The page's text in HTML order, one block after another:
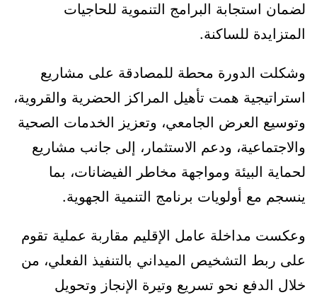
لضمان استجابة البرامج التنموية للحاجيات
المتزايدة للساكنة.
وشكلت الدورة محطة للمصادقة على مشاريع
استراتيجية همت تأهيل المراكز الحضرية والقروية،
وتوسيع العرض الجامعي، وتعزيز الخدمات الصحية
والاجتماعية، ودعم الاستثمار، إلى جانب مشاريع
لحماية البيئة ومواجهة مخاطر الفيضانات، بما
ينسجم مع أولويات برنامج التنمية الجهوية.
وعكست مداخلة عامل الإقليم مقاربة عملية تقوم
على ربط التشخيص الميداني بالتنفيذ الفعلي، من
خلال الدفع نحو تسريع وتيرة الإنجاز وتحويل